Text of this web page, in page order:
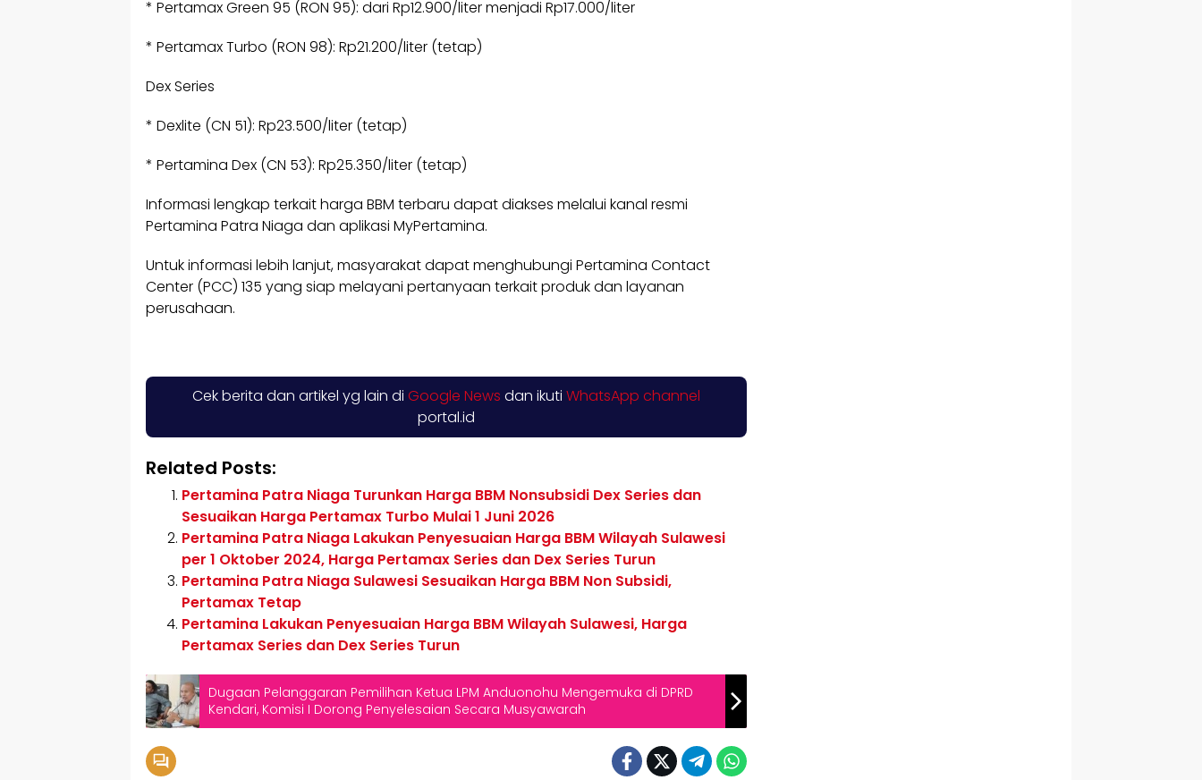
* Pertamax Green 95 (RON 95): dari Rp12.900/liter menjadi Rp17.000/liter
* Pertamax Turbo (RON 98): Rp21.200/liter (tetap)
Dex Series
* Dexlite (CN 51): Rp23.500/liter (tetap)
* Pertamina Dex (CN 53): Rp25.350/liter (tetap)
Informasi lengkap terkait harga BBM terbaru dapat diakses melalui kanal resmi
Pertamina Patra Niaga dan aplikasi MyPertamina.
Untuk informasi lebih lanjut, masyarakat dapat menghubungi Pertamina Contact
Center (PCC) 135 yang siap melayani pertanyaan terkait produk dan layanan
perusahaan.
Cek berita dan artikel yg lain di Google News dan ikuti WhatsApp channel
portal.id
Related Posts:
Pertamina Patra Niaga Turunkan Harga BBM Nonsubsidi Dex Series dan
Sesuaikan Harga Pertamax Turbo Mulai 1 Juni 2026
Pertamina Patra Niaga Lakukan Penyesuaian Harga BBM Wilayah Sulawesi
per 1 Oktober 2024, Harga Pertamax Series dan Dex Series Turun
Pertamina Patra Niaga Sulawesi Sesuaikan Harga BBM Non Subsidi,
Pertamax Tetap
Pertamina Lakukan Penyesuaian Harga BBM Wilayah Sulawesi, Harga
Pertamax Series dan Dex Series Turun
Dugaan Pelanggaran Pemilihan Ketua LPM Anduonohu Mengemuka di DPRD
Kendari, Komisi I Dorong Penyelesaian Secara Musyawarah